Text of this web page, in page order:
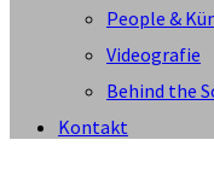
People &
Videografie
Behind the
Kontakt